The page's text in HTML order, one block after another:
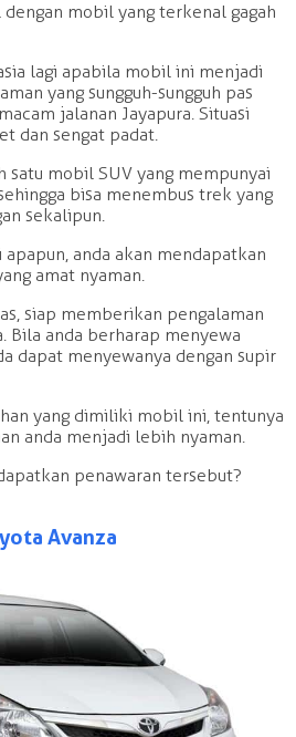
mobil yang terkenal gagah
lagi apabila mobil ini menjadi
yang sungguh-sungguh pas
jalanan Jayapura. Situasi
dan sengat padat.
satu mobil SUV yang mempunyai
bisa menembus trek yang
sekalipun.
anda akan mendapatkan
amat nyaman.
siap memberikan pengalaman
Bila anda berharap menyewa
dapat menyewanya dengan supir
yang dimiliki mobil ini, tentunya
anda menjadi lebih nyaman.
penawaran tersebut?
Avanza